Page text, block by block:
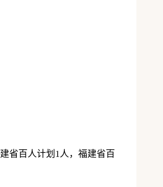
省百人计划 1人，福建省百